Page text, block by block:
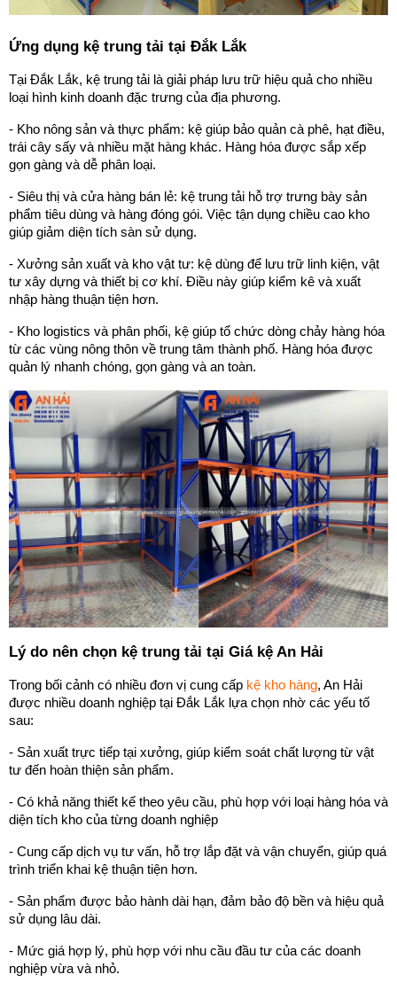
Ứng dụng kệ trung tải tại Đắk Lắk
Tại Đắk Lắk, kệ trung tải là giải pháp lưu trữ hiệu quả cho nhiều
loại hình kinh doanh đặc trưng của địa phương.
- Kho nông sản và thực phẩm: kệ giúp bảo quản cà phê, hạt điều,
trái cây sấy và nhiều mặt hàng khác. Hàng hóa được sắp xếp
gọn gàng và dễ phân loại.
- Siêu thị và cửa hàng bán lẻ: kệ trung tải hỗ trợ trưng bày sản
phẩm tiêu dùng và hàng đóng gói. Việc tận dụng chiều cao kho
giúp giảm diện tích sàn sử dụng.
- Xưởng sản xuất và kho vật tư: kệ dùng để lưu trữ linh kiện, vật
tư xây dựng và thiết bị cơ khí. Điều này giúp kiểm kê và xuất
nhập hàng thuận tiện hơn.
- Kho logistics và phân phối, kệ giúp tổ chức dòng chảy hàng hóa
từ các vùng nông thôn về trung tâm thành phố. Hàng hóa được
quản lý nhanh chóng, gọn gàng và an toàn.
Lý do nên chọn kệ trung tải tại Giá kệ An Hải
Trong bối cảnh có nhiều đơn vị cung cấp kệ kho hàng, An Hải
được nhiều doanh nghiệp tại Đắk Lắk lựa chọn nhờ các yếu tố
sau:
- Sản xuất trực tiếp tại xưởng, giúp kiểm soát chất lượng từ vật
tư đến hoàn thiện sản phẩm.
- Có khả năng thiết kế theo yêu cầu, phù hợp với loại hàng hóa và
diện tích kho của từng doanh nghiệp
- Cung cấp dịch vụ tư vấn, hỗ trợ lắp đặt và vận chuyển, giúp quá
trình triển khai kệ thuận tiện hơn.
- Sản phẩm được bảo hành dài hạn, đảm bảo độ bền và hiệu quả
sử dụng lâu dài.
- Mức giá hợp lý, phù hợp với nhu cầu đầu tư của các doanh
nghiệp vừa và nhỏ.